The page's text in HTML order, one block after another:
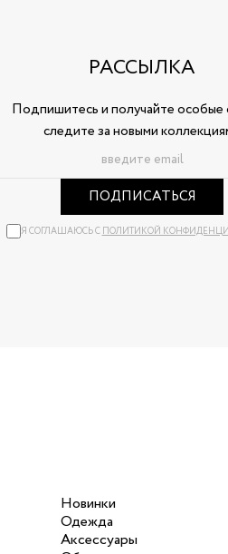
РАССЫЛКА
Подпишитесь и получайте особые
следите за новыми
ПОДПИСАТЬСЯ
Я СОГЛАШАЮСЬ С ПОЛИТИКОЙ
Новинки
Одежда
Аксессуары